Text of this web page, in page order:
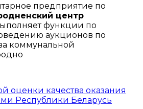
предприятие по
центр
функции по
аукционов по
коммунальной
оценки качества оказания
Республики Беларусь